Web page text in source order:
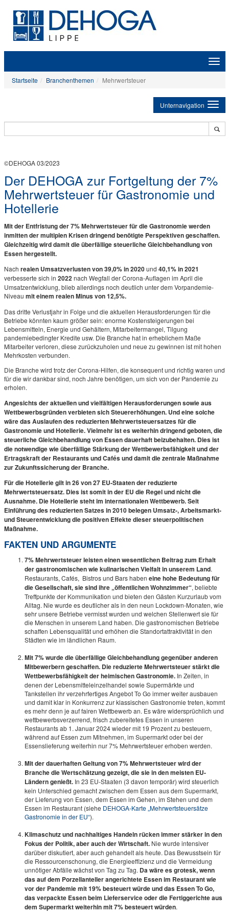
Startseite
Branchenthemen Mehrwertsteuer
Unternavigation
©DEHOGA 03/2023
Der DEHOGA zur Fortgeltung der 7%
Mehrwertsteuer für Gastronomie und
Hotellerie
Mit der Entfristung der 7% Mehrwertsteuer für die Gastronomie werden
inmitten der multiplen Krisen dringend benötigte Perspektiven geschaffen.
Gleichzeitig wird damit die überfällige steuerliche Gleichbehandlung von
Essen hergestellt.
Nach realen Umsatzverlusten von 39,0% in 2020und 40,1% in 2021
verbesserte sich in 2022nach Wegfall der Corona-Auflagen im April die
Umsatzentwicklung, blieb allerdings noch deutlich unter dem Vorpandemie-
Niveau mit einem realen Minus von 12,5%.
Das dritte Verlustjahr in Folge und die aktuellen Herausforderungen für die
Betriebe könnten kaum größer sein: enorme Kostensteigerungen bei
Lebensmitteln, Energie und Gehältern, Mitarbeitermangel, Tilgung
pandemiebedingter Kredite usw. Die Branche hat in erheblichem Maße
Mitarbeiter verloren, diese zurückzuholen und neue zu gewinnen ist mit hohen
Mehrkosten verbunden.
Die Branche wird trotz der Corona-Hilfen, die konsequent und richtig waren und
für die wir dankbar sind, noch Jahre benötigen, um sich von der Pandemie zu
erholen.
Angesichts der aktuellen und vielfältigen Herausforderungen sowie aus
Wettbewerbsgründen verbieten sich Steuererhöhungen. Und eine solche
wäre das Auslaufen des reduzierten Mehrwertsteuersatzes für die
Gastronomie und Hotellerie. Vielmehr ist es weiterhin dringend geboten, die
steuerliche Gleichbehandlung von Essen dauerhaft beizubehalten. Dies ist
die notwendige wie überfällige Stärkung der Wettbewerbsfähigkeit und der
Ertragskraft der Restaurants und Cafés und damit die zentrale Maßnahme
zur Zukunftssicherung der Branche.
Für die Hotellerie gilt in 26 von 27 EU-Staaten der reduzierte
Mehrwertsteuersatz. Dies ist somit in der EU die Regel und nicht die
Ausnahme. Die Hotellerie steht im internationalen Wettbewerb. Seit
Einführung des reduzierten Satzes in 2010 belegen Umsatz-, Arbeitsmarkt-
und Steuerentwicklung die positiven Effekte dieser steuerpolitischen
Maßnahme.
FAKTEN UND ARGUMENTE
7% Mehrwertsteuer leisten einen wesentlichen Beitrag zum Erhalt
der gastronomischen wie kulinarischen Vielfalt in unserem Land.
Restaurants, Cafés, Bistros und Bars haben eine hohe Bedeutung für
die Gesellschaft, sie sind ihre „öffentlichen Wohnzimmer“, beliebte
Treffpunkte der Kommunikation und bieten den Gästen Kurzurlaub vom
Alltag. Nie wurde es deutlicher als in den neun Lockdown-Monaten, wie
sehr unsere Betriebe vermisst wurden und welchen Stellenwert sie für
die Menschen in unserem Land haben. Die gastronomischen Betriebe
schaffen Lebensqualität und erhöhen die Standortattraktivität in den
Städten wie im ländlichen Raum.
Mit 7% wurde die überfällige Gleichbehandlung gegenüber anderen
Mitbewerbern geschaffen. Die reduzierte Mehrwertsteuer stärkt die
Wettbewerbsfähigkeit der heimischen Gastronomie.In Zeiten, in
denen der Lebensmitteleinzelhandel sowie Supermärkte und
Tankstellen ihr verzehrfertiges Angebot To Go immer weiter ausbauen
und damit klar in Konkurrenz zur klassischen Gastronomie treten, kommt
es mehr denn je auf fairen Wettbewerb an. Es wäre widersprüchlich und
wettbewerbsverzerrend, frisch zubereitetes Essen in unseren
Restaurants ab 1. Januar 2024 wieder mit 19 Prozent zu besteuern,
während auf Essen zum Mitnehmen, im Supermarkt oder bei der
Essenslieferung weiterhin nur 7% Mehrwertsteuer erhoben werden.
Mit der dauerhaften Geltung von 7% Mehrwertsteuer wird der
Branche die Wertschätzung gezeigt, die sie in den meisten EU-
Ländern genießt.In 23 EU-Staaten (3 davon temporär) wird steuerlich
kein Unterschied gemacht zwischen dem Essen aus dem Supermarkt,
der Lieferung von Essen, dem Essen im Gehen, im Stehen und dem
Essen im Restaurant (siehe DEHOGA-Karte „Mehrwertsteuersätze
Gastronomie in der EU“).
Klimaschutz und nachhaltiges Handeln rücken immer stärker in den
Fokus der Politik, aber auch der Wirtschaft.Nie wurde intensiver
darüber diskutiert, aber auch gehandelt als heute. Das Bewusstsein für
die Ressourcenschonung, die Energieeffizienz und die Vermeidung
unnötiger Abfälle wächst von Tag zu Tag. Da wäre es grotesk, wenn
das auf dem Porzellanteller angerichtete Essen im Restaurant wie
vor der Pandemie mit 19% besteuert würde und das Essen To Go,
das verpackte Essen beim Lieferservice oder die Fertiggerichte aus
dem Supermarkt weiterhin mit 7% besteuert würden.